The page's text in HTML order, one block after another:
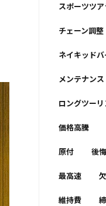
スポーツツア
チェーン調整
ネイキッドバ
メンテナンス
ロングツー
価格高騰
原付 後悔
最高速
維持費